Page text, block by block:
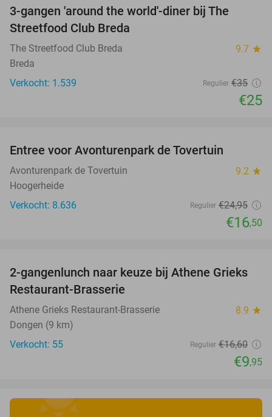
3-gangen 'around the world'-diner bij The
Streetfood Club Breda
The Streetfood Club Breda 9.7 star
Breda
Verkocht: 1.539
Regulier €35
€25
Entree voor Avonturenpark de Tovertuin
Avonturenpark de Tovertuin 9.2 star
Hoogerheide
Verkocht: 8.636
Regulier €24,95
€16,50
40%
2-gangenlunch naar keuze bij Athene Grieks
Restaurant-Brasserie
Athene Grieks Restaurant-Brasserie 8.9 star
Dongen (9 km)
Verkocht: 55
Regulier €16,60
€9,95